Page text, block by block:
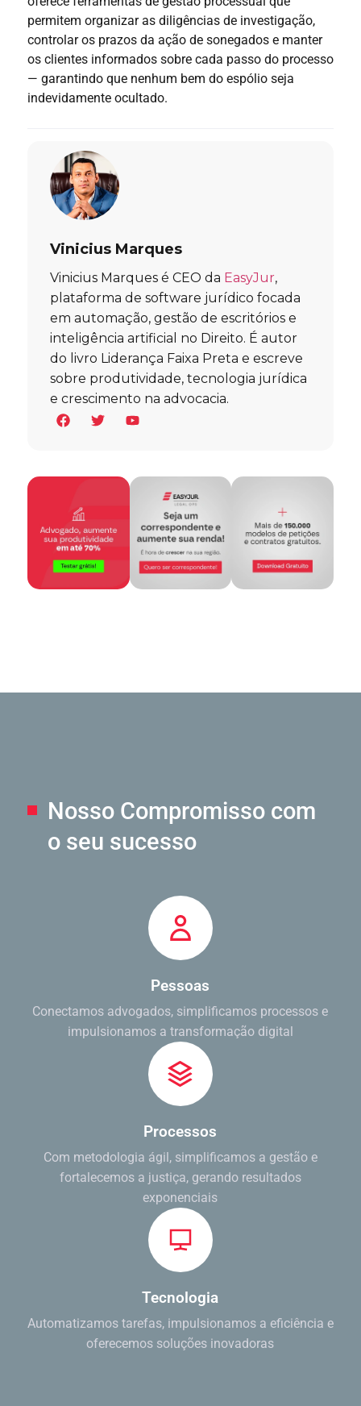
permitem organizar as diligências de investigação,
controlar os prazos da ação de sonegados e manter
os clientes informados sobre cada passo do processo
— garantindo que nenhum bem do espólio seja
indevidamente ocultado.
Vinicius Marques
Vinicius Marques é CEO da EasyJur,
plataforma de software jurídico focada
em automação, gestão de escritórios e
inteligência artificial no Direito. É autor
do livro Liderança Faixa Preta e escreve
sobre produtividade, tecnologia jurídica
e crescimento na advocacia.
Nosso Compromisso com
o seu sucesso
Pessoas
Conectamos advogados, simplificamos processos e
impulsionamos a transformação digital
Processos
Com metodologia ágil, simplificamos a gestão e
fortalecemos a justiça, gerando resultados
exponenciais
Tecnologia
Automatizamos tarefas, impulsionamos a eficiência e
oferecemos soluções inovadoras